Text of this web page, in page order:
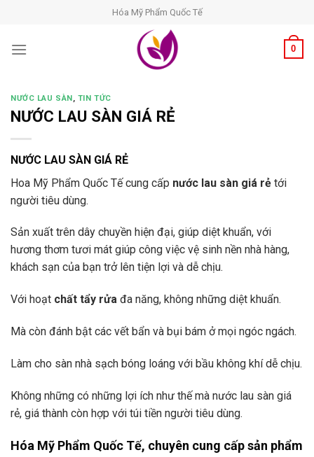
content
Hóa Mỹ Phẩm Quốc Tế
0
NƯỚC LAU SÀN, TIN TỨC
NƯỚC LAU SÀN GIÁ RẺ
NƯỚC LAU SÀN GIÁ RẺ
Hoa Mỹ Phẩm Quốc Tế cung cấp nước lau sàn giá rẻ tới
người tiêu dùng.
Sản xuất trên dây chuyền hiện đại, giúp diệt khuẩn, với
hương thơm tươi mát giúp công việc vệ sinh nền nhà hàng,
khách sạn của bạn trở lên tiện lợi và dễ chịu.
Với hoạt chất tẩy rửa đa năng, không những diệt khuẩn.
Mà còn đánh bật các vết bẩn và bụi bám ở mọi ngóc ngách.
Làm cho sàn nhà sạch bóng loáng với bầu không khí dễ chịu.
Không những có những lợi ích như thế mà nước lau sàn giá
rẻ, giá thành còn hợp với túi tiền người tiêu dùng.
Hóa Mỹ Phẩm Quốc Tế, chuyên cung cấp sản phẩm